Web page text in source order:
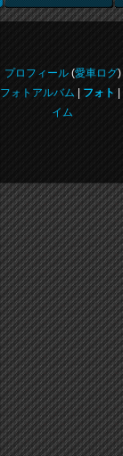
プロフィール(愛車ログ)
フォトアルバム フォト
イム